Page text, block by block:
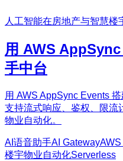
人工智能在房地产与智慧楼
用 AWS
手中台
用 AWS AppSync Events
支持流式响应、鉴权、限流
物业自动化。
AI语音助手AI Gateway
楼宇物业自动化Serverless